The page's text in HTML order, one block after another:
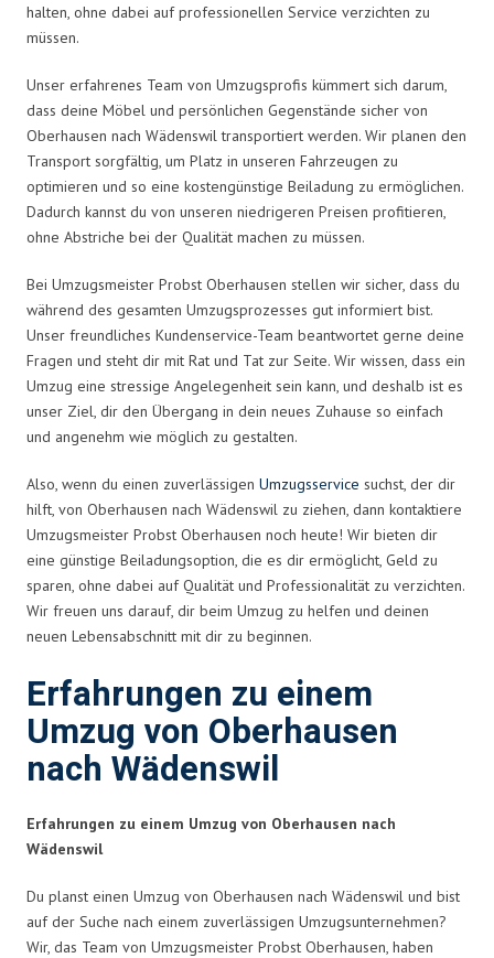
halten, ohne dabei auf professionellen Service verzichten zu
müssen.
Unser erfahrenes Team von Umzugsprofis kümmert sich darum,
dass deine Möbel und persönlichen Gegenstände sicher von
Oberhausen nach Wädenswil transportiert werden. Wir planen den
Transport sorgfältig, um Platz in unseren Fahrzeugen zu
optimieren und so eine kostengünstige Beiladung zu ermöglichen.
Dadurch kannst du von unseren niedrigeren Preisen profitieren,
ohne Abstriche bei der Qualität machen zu müssen.
Bei Umzugsmeister Probst Oberhausen stellen wir sicher, dass du
während des gesamten Umzugsprozesses gut informiert bist.
Unser freundliches Kundenservice-Team beantwortet gerne deine
Fragen und steht dir mit Rat und Tat zur Seite. Wir wissen, dass ein
Umzug eine stressige Angelegenheit sein kann, und deshalb ist es
unser Ziel, dir den Übergang in dein neues Zuhause so einfach
und angenehm wie möglich zu gestalten.
Also, wenn du einen zuverlässigen Umzugsservice suchst, der dir
hilft, von Oberhausen nach Wädenswil zu ziehen, dann kontaktiere
Umzugsmeister Probst Oberhausen noch heute! Wir bieten dir
eine günstige Beiladungsoption, die es dir ermöglicht, Geld zu
sparen, ohne dabei auf Qualität und Professionalität zu verzichten.
Wir freuen uns darauf, dir beim Umzug zu helfen und deinen
neuen Lebensabschnitt mit dir zu beginnen.
Erfahrungen zu einem
Umzug von Oberhausen
nach Wädenswil
Erfahrungen zu einem Umzug von Oberhausen nach
Wädenswil
Du planst einen Umzug von Oberhausen nach Wädenswil und bist
auf der Suche nach einem zuverlässigen Umzugsunternehmen?
Wir, das Team von Umzugsmeister Probst Oberhausen, haben